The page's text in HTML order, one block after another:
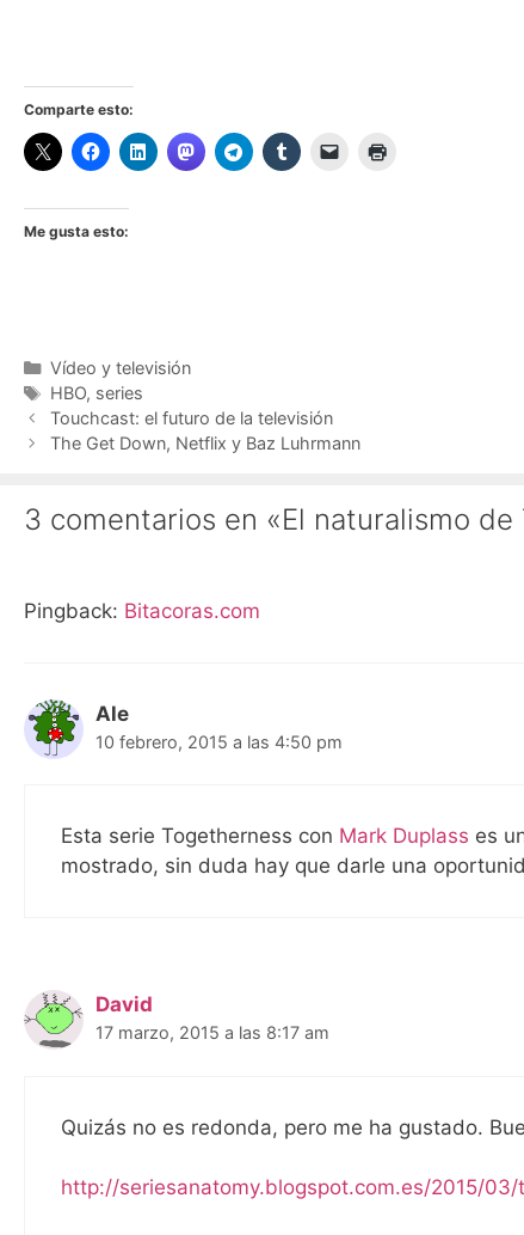
Comparte esto:
Me gusta esto:
Categorías
Vídeo y televisión
Etiquetas
HBO, series
Touchcast: el futuro de la televisión
The Get Down, Netflix y Baz Luhrmann
3 comentarios en «El naturalismo de
Pingback: Bitacoras.com
Ale
10 febrero, 2015 a las 4:50 pm
Esta serie Togetherness con Mark Duplass es
mostrado, sin duda hay que darle una
David
17 marzo, 2015 a las 8:17 am
Quizás no es redonda, pero me ha gustado.
http://seriesanatomy.blogspot.com.es/2015/